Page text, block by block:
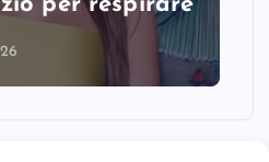
per respirare